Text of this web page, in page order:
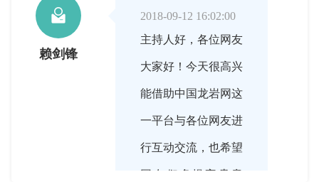

赖剑锋
2018-09-12 16:02:00
主持人好，各位网友
大家好！今天很高兴
能借助中国龙岩网这
一平台与各位网友进
行互动交流，也希望
网友们多提宝贵意